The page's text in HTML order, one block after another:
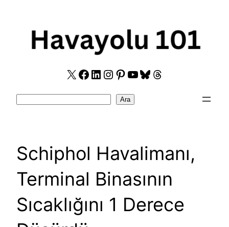
X Facebook
LinkedIn
Instagram
Pinterest
YouTube
Bluesky
Threads
Ara
Schiphol Havalimanı,
Terminal Binasının
Sıcaklığını 1 Derece